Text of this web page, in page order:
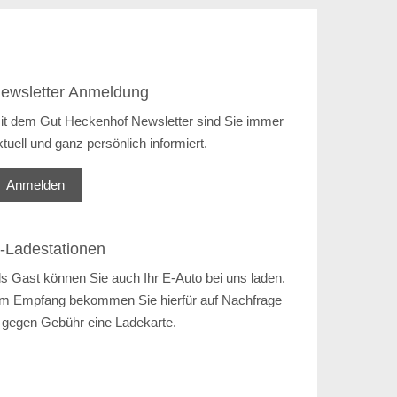
Anmeldung
dem Gut Heckenhof Newsletter sind Sie immer
und ganz persönlich informiert.
Anmelden
Ladestationen
Gast können Sie auch Ihr E-Auto bei uns laden.
Empfang bekommen Sie hierfür auf Nachfrage
Gebühr eine Ladekarte.